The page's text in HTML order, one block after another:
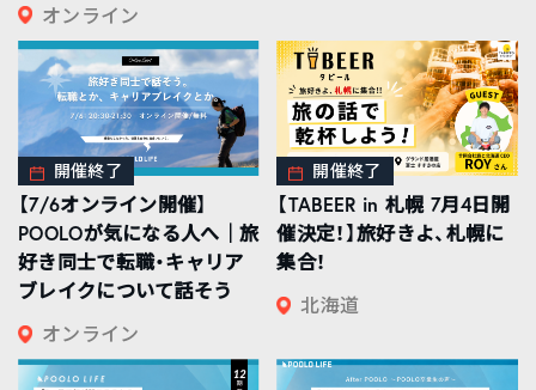
オンライン
開催終了
【7/6オンライン開催】
POOLOが気になる人へ｜旅
好き同士で転職・キャリア
ブレイクについて話そう
オンライン
開催終了
【TABEER in 札幌 7月4日開
催決定！】旅好きよ、札幌に
集合！
北海道